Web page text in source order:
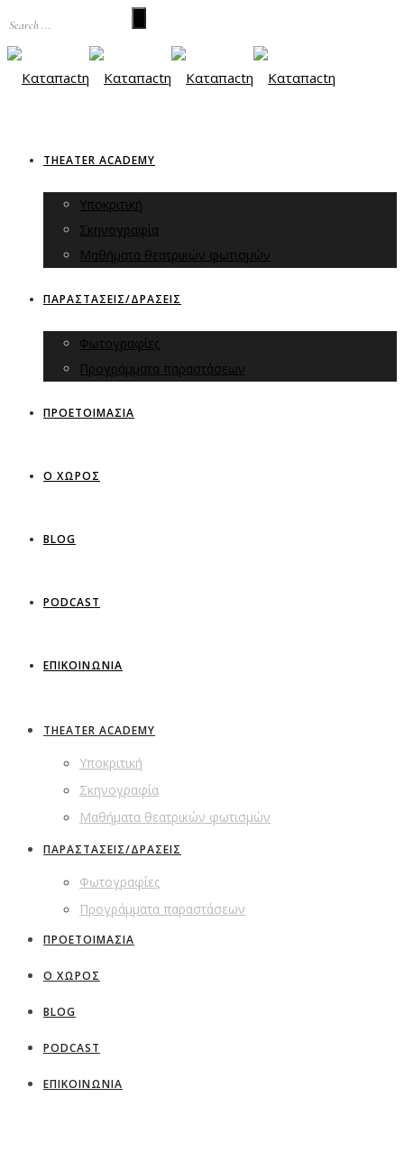
THEATER ACADEMY
Υποκριτική
Σκηνογραφία
Μαθήματα θεατρικών φωτισμών
ΠΑΡΑΣΤΑΣΕΙΣ/ΔΡΑΣΕΙΣ
Φωτογραφίες
Προγράμματα παραστάσεων
ΠΡΟΕΤΟΙΜΑΣΙΑ
Ο ΧΩΡΟΣ
BLOG
PODCAST
ΕΠΙΚΟΙΝΩΝΙΑ
THEATER ACADEMY
Υποκριτική
Σκηνογραφία
Μαθήματα θεατρικών φωτισμών
ΠΑΡΑΣΤΑΣΕΙΣ/ΔΡΑΣΕΙΣ
Φωτογραφίες
Προγράμματα παραστάσεων
ΠΡΟΕΤΟΙΜΑΣΙΑ
Ο ΧΩΡΟΣ
BLOG
PODCAST
ΕΠΙΚΟΙΝΩΝΙΑ